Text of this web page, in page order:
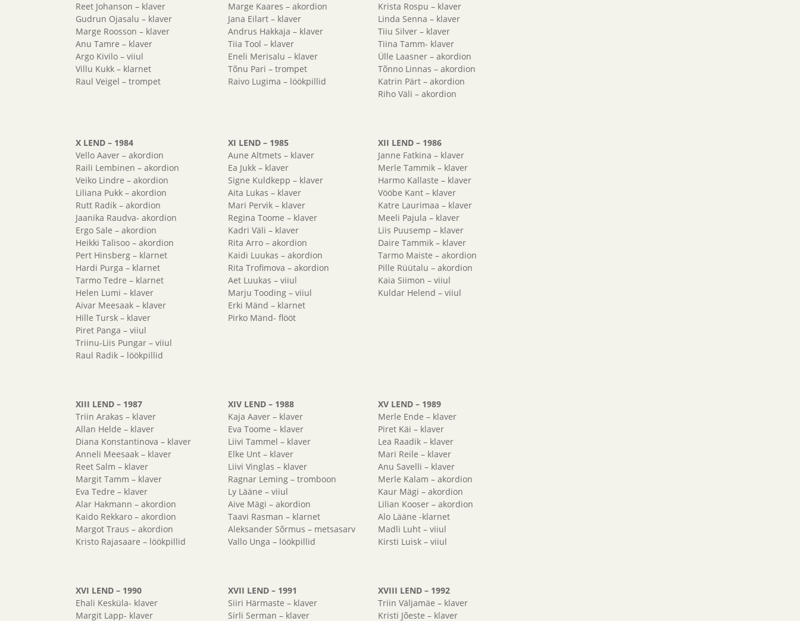
Reet Johanson – klaver
Gudrun Ojasalu – klaver
Marge Roosson – klaver
Anu Tamre – klaver
Argo Kivilo – viiul
Villu Kukk – klarnet
Raul Veigel – trompet
Marge Kaares – akordion
Jana Eilart – klaver
Andrus Hakkaja – klaver
Tiia Tool – klaver
Eneli Merisalu – klaver
Tõnu Pari – trompet
Raivo Lugima – löökpillid
Krista Rospu – klaver
Linda Senna – klaver
Tiiu Silver – klaver
Tiina Tamm- klaver
Ülle Laasner – akordion
Tõnno Linnas – akordion
Katrin Pärt – akordion
Riho Väli – akordion
X LEND – 1984
Vello Aaver – akordion
Raili Lembinen – akordion
Veiko Lindre – akordion
Liliana Pukk – akordion
Rutt Radik – akordion
Jaanika Raudva- akordion
Ergo Sale – akordion
Heikki Talisoo – akordion
Pert Hinsberg – klarnet
Hardi Purga – klarnet
Tarmo Tedre – klarnet
Helen Lumi – klaver
Aivar Meesaak – klaver
Hille Tursk – klaver
Piret Panga – viiul
Triinu-Liis Pungar – viiul
Raul Radik – löökpillid
XI LEND – 1985
Aune Altmets – klaver
Ea Jukk – klaver
Signe Kuldkepp – klaver
Aita Lukas – klaver
Mari Pervik – klaver
Regina Toome – klaver
Kadri Väli – klaver
Rita Arro – akordion
Kaidi Luukas – akordion
Rita Trofimova – akordion
Aet Luukas – viiul
Marju Tooding – viiul
Erki Mänd – klarnet
Pirko Mänd- flööt
XII LEND – 1986
Janne Fatkina – klaver
Merle Tammik – klaver
Harmo Kallaste – klaver
Vööbe Kant – klaver
Katre Laurimaa – klaver
Meeli Pajula – klaver
Liis Puusemp – klaver
Daire Tammik – klaver
Tarmo Maiste – akordion
Pille Rüütalu – akordion
Kaia Siimon – viiul
Kuldar Helend – viiul
XIII LEND – 1987
Triin Arakas – klaver
Allan Helde – klaver
Diana Konstantinova – klaver
Anneli Meesaak – klaver
Reet Salm – klaver
Margit Tamm – klaver
Eva Tedre – klaver
Alar Hakmann – akordion
Kaido Rekkaro – akordion
Margot Traus – akordion
Kristo Rajasaare – löökpillid
XIV LEND – 1988
Kaja Aaver – klaver
Eva Toome – klaver
Liivi Tammel – klaver
Elke Unt – klaver
Liivi Vinglas – klaver
Ragnar Leming – tromboon
Ly Lääne – viiul
Aive Mägi – akordion
Taavi Rasman – klarnet
Aleksander Sõrmus – metsasarv
Vallo Unga – löökpillid
XV LEND – 1989
Merle Ende – klaver
Piret Käi – klaver
Lea Raadik – klaver
Mari Reile – klaver
Anu Savelli – klaver
Merle Kalam – akordion
Kaur Mägi – akordion
Lilian Kooser – akordion
Alo Lääne -klarnet
Madli Luht – viiul
Kirsti Luisk – viiul
XVI LEND – 1990
Ehali Kesküla- klaver
Margit Lapp- klaver
XVII LEND – 1991
Siiri Härmaste – klaver
Sirli Serman – klaver
XVIII LEND – 1992
Triin Väljamäe – klaver
Kristi Jõeste – klaver